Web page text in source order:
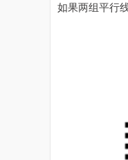
如果两组平行